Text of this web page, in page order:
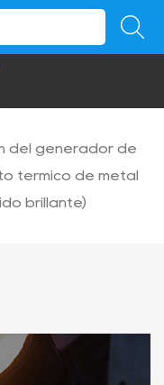
del generador de
térmico de metal
brillante)